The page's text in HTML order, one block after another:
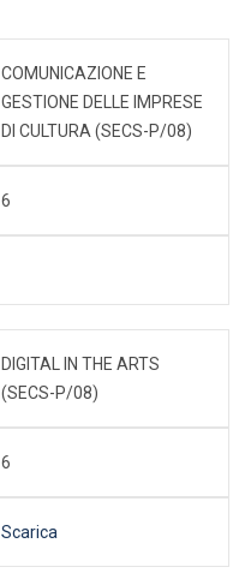
COMUNICAZIONE E
GESTIONE DELLE IMPRESE
DI CULTURA (SECS-P/08)
6
DIGITAL IN THE ARTS
(SECS-P/08)
6
Scarica